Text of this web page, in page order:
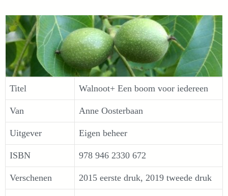
Titel Walnoot+ Een boom voor iedereen
Van Anne Oosterbaan
Uitgever Eigen beheer
ISBN 978 946 2330 672
Verschenen 2015 eerste druk, 2019 tweede druk